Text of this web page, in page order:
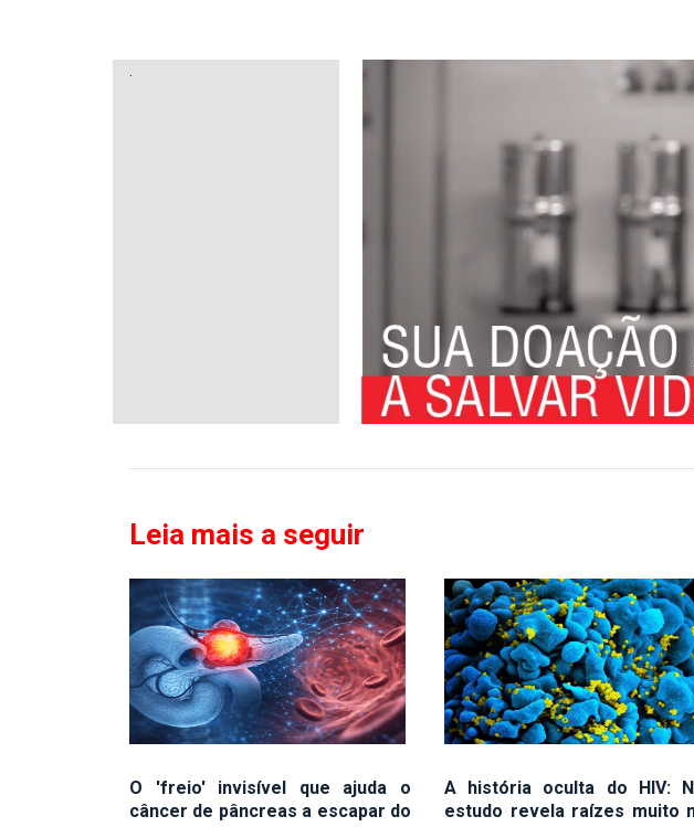
Leia mais a seguir
O 'freio' invisível que ajuda o
câncer de pâncreas a escapar do
A história oculta do HIV:
estudo revela raízes muito